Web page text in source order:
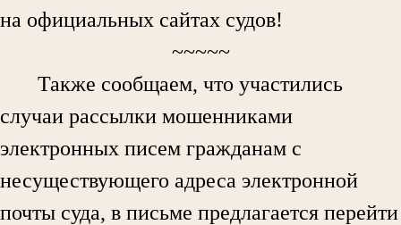
на официальных сайтах судов!
~~~~~
Также сообщаем, что участились
случаи рассылки мошенниками
электронных писем гражданам с
несуществующего адреса электронной
почты суда, в письме предлагается перейти